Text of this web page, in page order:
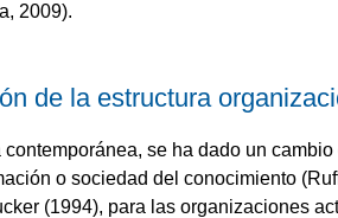
2009).
de la estructura
se ha dado un
o sociedad del conocimiento
(1994), para las organizaciones